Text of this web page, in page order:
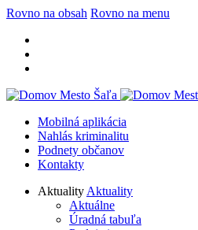
Rovno na obsah Rovno na menu
Mobilná aplikácia
Nahlás kriminalitu
Podnety občanov
Kontakty
Aktuality Aktuality
Aktuálne
Úradná tabuľa